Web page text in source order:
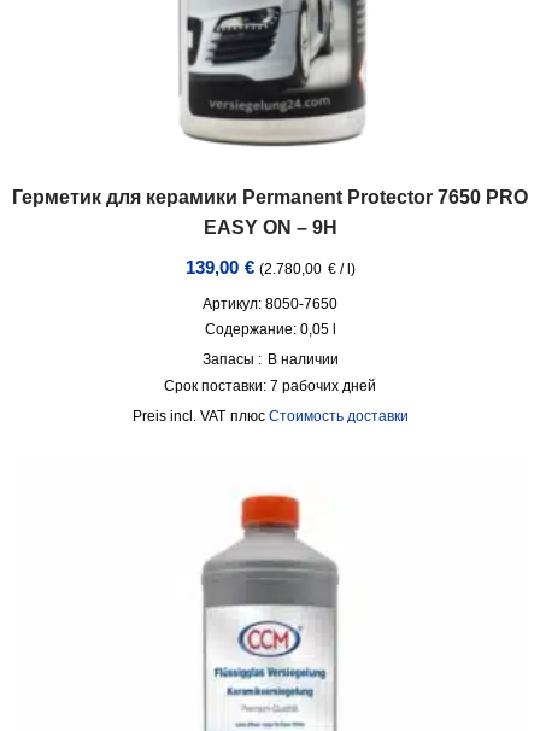
Герметик для керамики Permanent Protector 7650 PRO
EASY ON – 9H
139,00 € (2.780,00 €/ )
Артикул: 8050-7650
Содержание: 0,05 l
Запасы : В наличии
Срок поставки: 7 рабочих дней
incl. VAT плюс Стоимость доставки